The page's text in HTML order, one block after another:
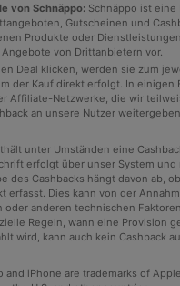
von Schnäppo: Schnäppo ist eine
Gutscheinen und
Produkte oder
Angebote von Drittanbietern vor.
Deal klicken, werden sie zum
der Kauf direkt erfolgt. In einigen
Affiliate-Netzwerke, die wir
an unsere Nutzer
unter Umständen eine
erfolgt über unser System
des Cashbacks hängt davon ab,
erfasst. Dies kann von der
oder anderen technischen
Regeln, wann eine Provision
wird, kann auch kein Cashback
and iPhone are trademarks of